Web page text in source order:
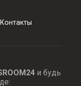
Контакты
и будь